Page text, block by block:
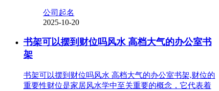
公司起名
2025-10-20
书架可以摆到财位吗风水 高档大气的办公室书
架
书架可以摆到财位吗风水 高档大气的办公室书架,财位的
重要性财位是家居风水学中至关重要的概念，它代表着